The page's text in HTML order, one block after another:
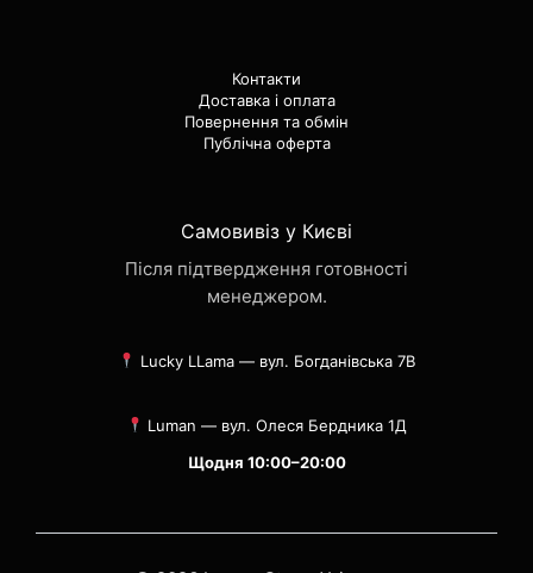
Контакти
Доставка і оплата
Повернення та обмін
Публічна оферта
Самовивіз у Києві
Після підтвердження готовності
менеджером.
Lucky LLama — вул. Богданівська 7В
Luman — вул. Олеся Бердника 1Д
Щодня 10:00–20:00